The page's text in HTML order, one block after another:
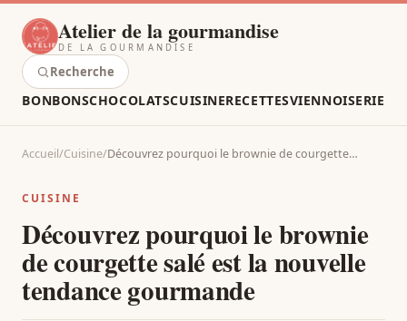
Atelier de la gourmandise
DE LA GOURMANDISE
BONBONSCHOCOLATSCUISINERECETTESVIENNOISERIE
Recherche
Accueil/Cuisine/Découvrez pourquoi le brownie de courgette…
CUISINE
Découvrez pourquoi le brownie
de courgette salé est la nouvelle
tendance gourmande